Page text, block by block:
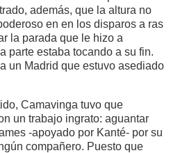
además, que la altura no
en en los disparos a ras
la parada que le hizo a
parte estaba tocando a su fin.
un Madrid que estuvo asediado
Camavinga tuvo que
un trabajo ingrato: aguantar
-apoyado por Kanté- por su
compañero. Puesto que